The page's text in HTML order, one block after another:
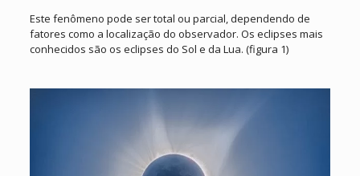
Este fenômeno pode ser total ou parcial, dependendo de
fatores como a localização do observador. Os eclipses mais
conhecidos são os eclipses do Sol e da Lua. (figura 1)